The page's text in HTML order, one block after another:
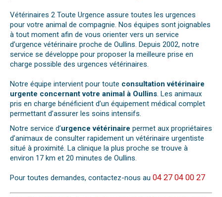
Vétérinaires 2 Toute Urgence assure toutes les urgences
pour votre animal de compagnie. Nos équipes sont joignables
à tout moment afin de vous orienter vers un service
d’urgence vétérinaire proche de Oullins. Depuis 2002, notre
service se développe pour proposer la meilleure prise en
charge possible des urgences vétérinaires.
Notre équipe intervient pour toute consultation vétérinaire
urgente concernant votre animal à Oullins. Les animaux
pris en charge bénéficient d’un équipement médical complet
permettant d’assurer les soins intensifs.
Notre service d’urgence vétérinaire permet aux propriétaires
d’animaux de consulter rapidement un vétérinaire urgentiste
situé à proximité. La clinique la plus proche se trouve à
environ 17 km et 20 minutes de Oullins.
Pour toutes demandes, contactez-nous au 04 27 04 00 27